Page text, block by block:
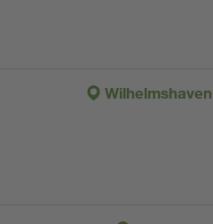
Wilhelmshaven